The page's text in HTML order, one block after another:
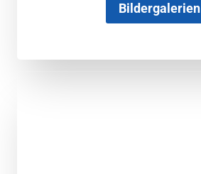
Bildergalerien